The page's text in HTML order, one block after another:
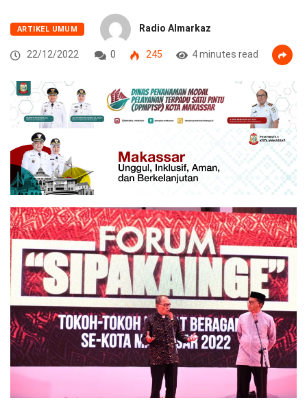
ARTIKEL UMUM Radio Almarkaz
22/12/2022 0 245 4 minutes read